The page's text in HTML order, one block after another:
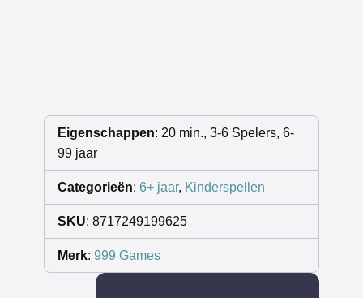
Eigenschappen: 20 min., 3-6 Spelers, 6-
99 jaar
Categorieën: 6+ jaar, Kinderspellen
SKU: 8717249199625
Merk: 999 Games